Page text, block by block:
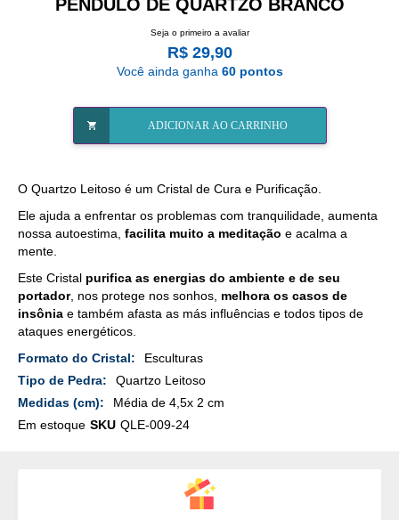
PÊNDULO DE QUARTZO BRANCO
Seja o primeiro a avaliar
R$ 29,90
Você ainda ganha 60 pontos
ADICIONAR AO CARRINHO
O Quartzo Leitoso é um Cristal de Cura e Purificação.
Ele ajuda a enfrentar os problemas com tranquilidade, aumenta
nossa autoestima, facilita muito a meditação e acalma a
mente.
Este Cristal purifica as energias do ambiente e de seu
portador, nos protege nos sonhos, melhora os casos de
insônia e também afasta as más influências e todos tipos de
ataques energéticos.
Mais
Detalhes
Esculturas
Quartzo Leitoso
Média de 4,5x 2 cm
Em estoque SKU QLE-009-24